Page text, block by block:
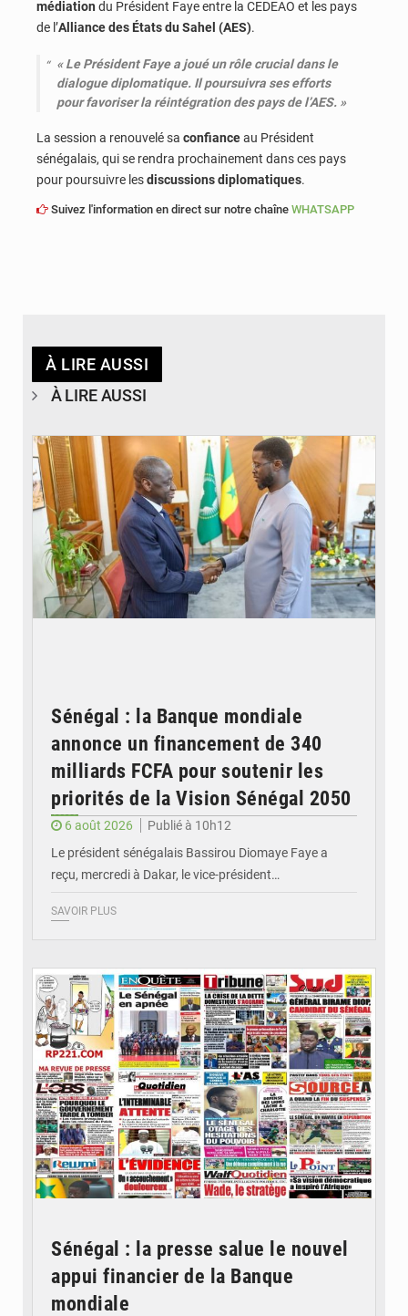
médiation du Président Faye entre la CEDEAO et les pays
de l’Alliance des États du Sahel (AES).
« Le Président Faye a joué un rôle crucial dans le
dialogue diplomatique. Il poursuivra ses efforts
pour favoriser la réintégration des pays de l’AES. »
La session a renouvelé sa confianceau Président
sénégalais, qui se rendra prochainement dans ces pays
pour poursuivre lesdiscussions diplomatiques.
Suivez l'information en direct sur notre chaîne WHATSAPP
À LIRE AUSSI
À LIRE AUSSI
Sénégal : la Banque mondiale
annonce un financement de 340
milliards FCFA pour soutenir les
priorités de la Vision Sénégal 2050
6 août 2026
Publié à 10h12
Le président sénégalais Bassirou Diomaye Faye a
reçu, mercredi à Dakar, le vice-président…
SAVOIR PLUS
Sénégal : la presse salue le nouvel
appui financier de la Banque
mondiale